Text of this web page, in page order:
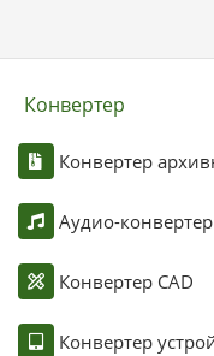
Конвертер
Конвертер
Аудио-конвертер
Конвертер CAD
Конвертер